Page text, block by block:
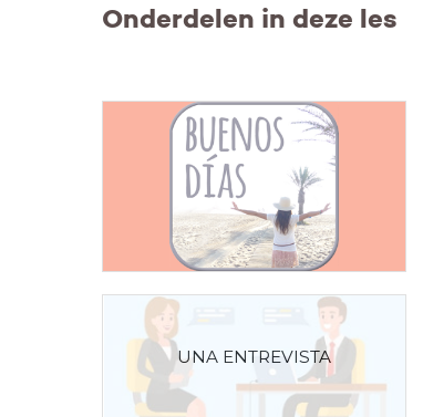
Onderdelen in deze les
UNA ENTREVISTA